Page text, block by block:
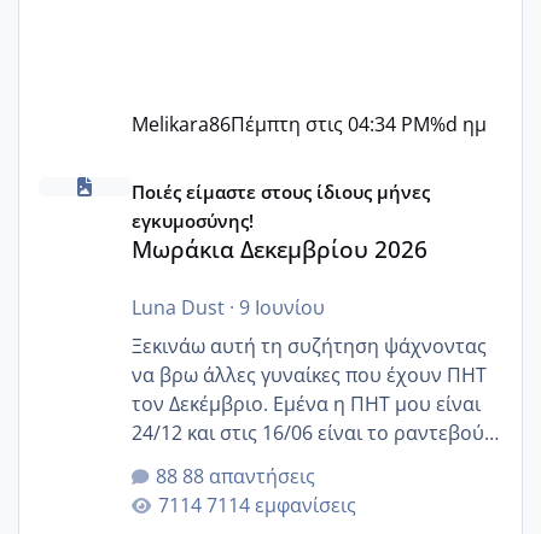
Melikara86Πέμπτη στις 04:34 PM%d ημ
Μωράκια Δεκεμβρίου 2026
Ποιές είμαστε στους ίδιους μήνες
εγκυμοσύνης!
Μωράκια Δεκεμβρίου 2026
Luna Dust· 9 Ιουνίου
Ξεκινάω αυτή τη συζήτηση ψάχνοντας
να βρω άλλες γυναίκες που έχουν ΠΗΤ
τον Δεκέμβριο. Εμένα η ΠΗΤ μου είναι
24/12 και στις 16/06 είναι το ραντεβού
της αυχενικής διαφάνειας. Έχω αρκετό
άγχος και οι μέρες δεν φαίνεται να
περνάνε με τίποτα.
88 απαντήσεις
7114 εμφανίσεις